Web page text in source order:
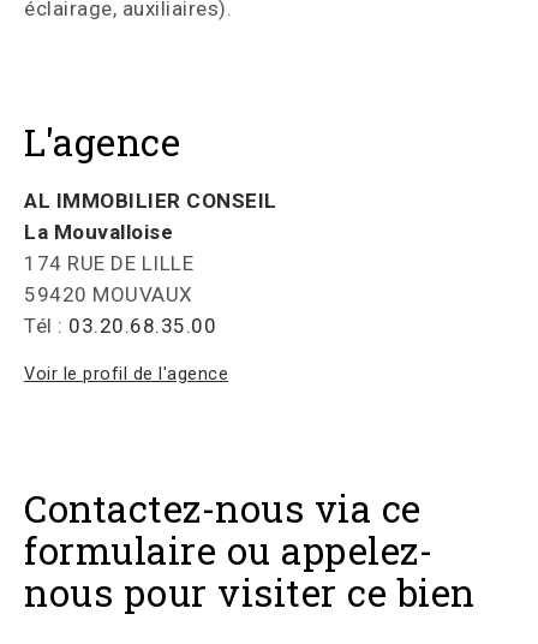
éclairage, auxiliaires).
L'agence
AL IMMOBILIER CONSEIL
La Mouvalloise
174 RUE DE LILLE
59420 MOUVAUX
Tél : 03.20.68.35.00
Voir le profil de l'agence
Contactez-nous via ce
formulaire ou appelez-
nous pour visiter ce bien